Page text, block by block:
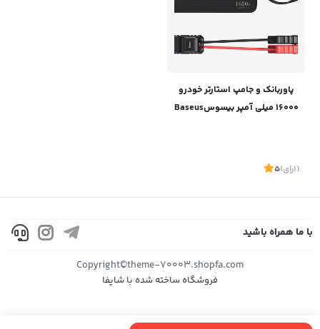
پاوربانک و جامپ استارتر خودرو
16000 میلی آمپر بیسوسBaseus
(1 رای)
5
با ما همراه باشید
Copyright©theme-70003.shopfa.com
فروشگاه ساخته شده با شاپفا